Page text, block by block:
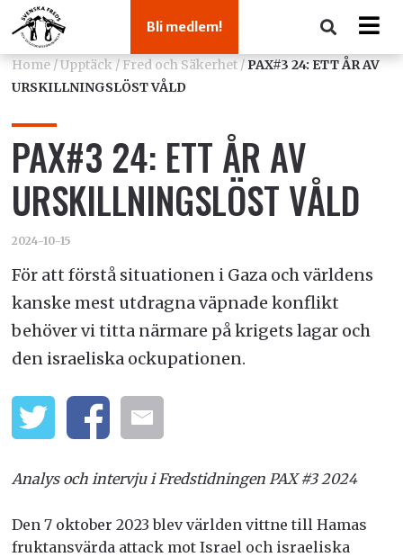
Bli medlem!
Home/Upptäck/Fred och Säkerhet/ PAX#3 24: ETT ÅR AV
URSKILLNINGSLÖST VÅLD
PAX#3 24: ETT ÅR AV
URSKILLNINGSLÖST VÅLD
2024-10-15
För att förstå situationen i Gaza och världens
kanske mest utdragna väpnade konflikt
behöver vi titta närmare på krigets lagar och
den israeliska ockupationen.
Analys och intervju i Fredstidningen PAX #3 2024
Den 7 oktober 2023 blev världen vittne till Hamas
fruktansvärda attack mot Israel och israeliska